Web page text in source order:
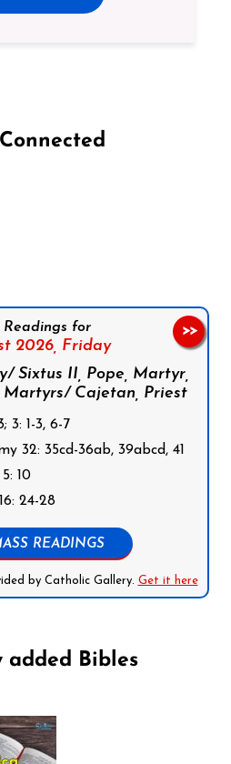
Readings for
2026, Friday
Sixtus II, Pope, Martyr,
Martyrs/ Cajetan, Priest
3: 1-3, 6-7
32: 35cd-36ab, 39abcd, 41
10
24-28
READINGS
by Catholic Gallery. Get it here
>>
added Bibles